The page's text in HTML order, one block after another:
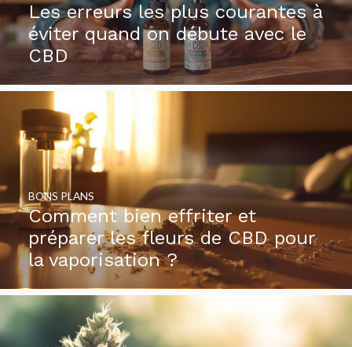
Les erreurs les plus courantes à
éviter quand on débute avec le
CBD
Comment bien effriter et
préparer les fleurs de CBD pour
la vaporisation ?
BONS PLANS